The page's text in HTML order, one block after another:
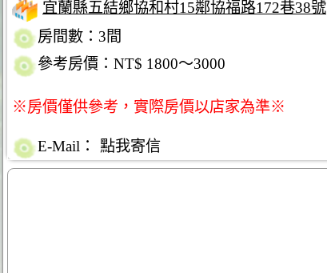
宜蘭縣五結鄉協和村15鄰協福路172巷38號
房間數：3間
參考房價：NT$ 1800～3000
※房價僅供參考，實際房價以店家為準※
E-Mail： 點我寄信